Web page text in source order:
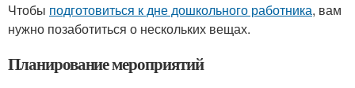
Чтобы подготовиться к дне дошкольного работника, вам
нужно позаботиться о нескольких вещах.
Планирование мероприятий